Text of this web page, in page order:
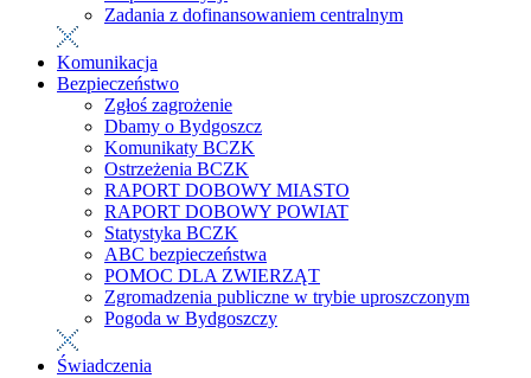
Zadania z dofinansowaniem centralnym
Komunikacja
Bezpieczeństwo
Zgłoś zagrożenie
Dbamy o Bydgoszcz
Komunikaty BCZK
Ostrzeżenia BCZK
RAPORT DOBOWY MIASTO
RAPORT DOBOWY POWIAT
Statystyka BCZK
ABC bezpieczeństwa
POMOC DLA ZWIERZĄT
Zgromadzenia publiczne w trybie uproszczonym
Pogoda w Bydgoszczy
Świadczenia